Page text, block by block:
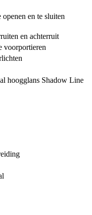
en te sluiten
en achterruit
voorportieren
hoogglans Shadow Line